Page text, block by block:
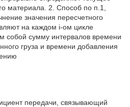
материала. 2. Способ по п.1,
значения пересчетного
на каждом i-ом цикле
собой сумму интервалов времени
груза и времени добавления
передачи, связывающий